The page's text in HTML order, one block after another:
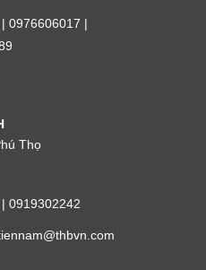
0976606017 |
Thọ
0919302242